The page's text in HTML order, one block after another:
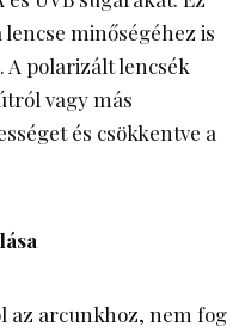
minőségéhez is
A polarizált lencsék
vagy más
és csökkentve a
az arcunkhoz, nem fog